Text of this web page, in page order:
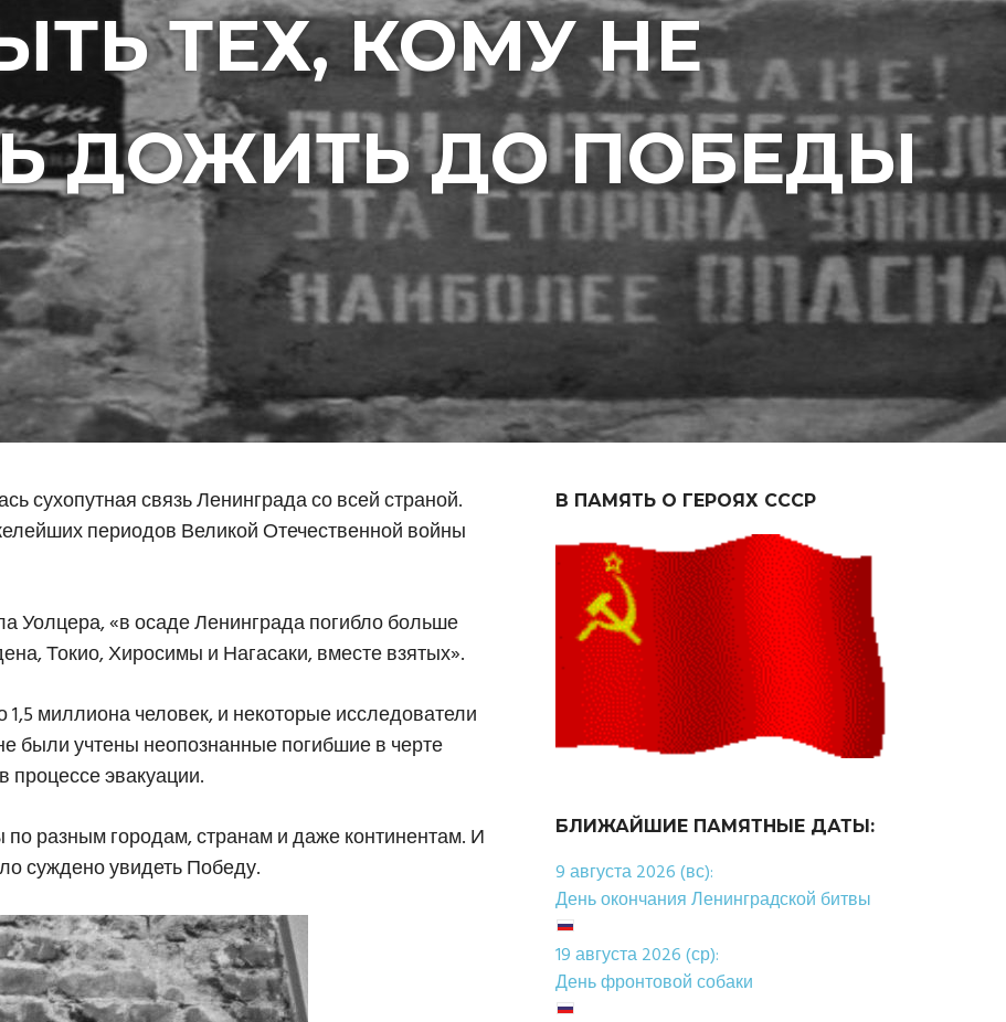
ТЕХ, КОМУ НЕ
ДОЖИТЬ ДО ПОБЕДЫ
сухопутная связь Ленинграда со всей страной.
периодов Великой Отечественной войны
Уолцера, «в осаде Ленинграда погибло больше
Токио, Хиросимы и Нагасаки, вместе взятых».
миллиона человек, и некоторые исследователи
были учтены неопознанные погибшие в черте
эвакуации.
разным городам, странам и даже континентам. И
суждено увидеть Победу.
В ПАМЯТЬ О ГЕРОЯХ СССР
БЛИЖАЙШИЕ ПАМЯТНЫЕ ДАТЫ:
9 августа 2026 (вс):
День окончания Ленинградской битвы
19 августа 2026 (ср):
День фронтовой собаки